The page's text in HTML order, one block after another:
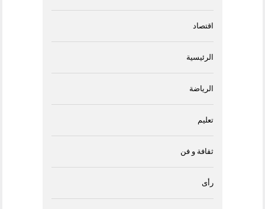
اقتصاد
الرئيسية
الرياضة
تعليم
ثقافة و فن
رأى